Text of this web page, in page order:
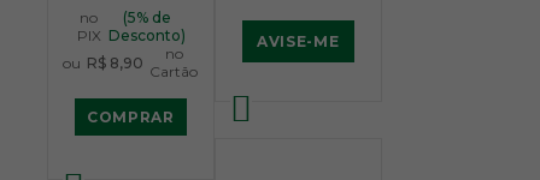
no
PIX
(5% de
Desconto)
ou R$ 8,90
no
Cartão
COMPRAR
AVISE-ME